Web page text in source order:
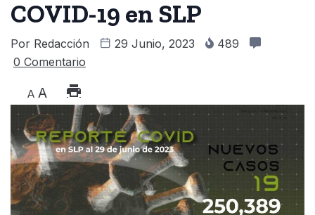
COVID-19 en SLP
Por Redacción 29 Junio, 2023
489
0 Comentario
A A